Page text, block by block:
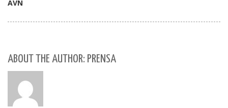
AVN
ABOUT THE AUTHOR: PRENSA